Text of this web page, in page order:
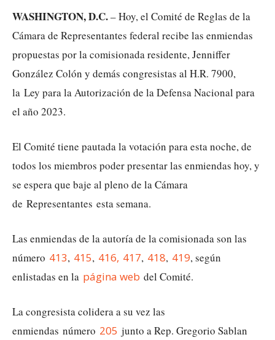
WASHINGTON, D.C.– Hoy, el Comité de Reglas de la
Cámara de Representantes federal recibe las enmiendas
propuestas por la comisionada residente, Jenniffer
González Colón y demás congresistas al H.R. 7900,
la Ley para la Autorización de la Defensa Nacional para
el año 2023.
El Comité tiene pautada la votación para esta noche, de
todos los miembros poder presentar las enmiendas hoy, y
se espera que baje al pleno de la Cámara
de Representantes esta semana.
Las enmiendas de la autoría de la comisionada son las
número 413, 415, 416, 417, 418, 419, según
enlistadas en la página web del Comité.
La congresista colidera a su vez las
enmiendas número 205 junto a Rep. Gregorio Sablan